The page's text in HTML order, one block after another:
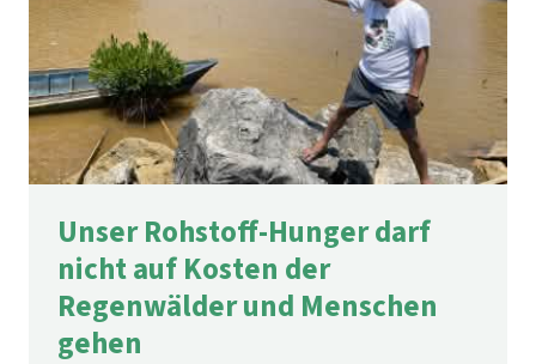
Unser Rohstoff-Hunger darf
nicht auf Kosten der
Regenwälder und Menschen
gehen